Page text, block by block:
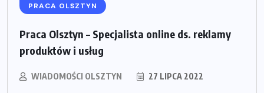
PRACA OLSZTYN
Praca Olsztyn – Specjalista online ds. reklamy
produktów i usług
WIADOMOŚCI OLSZTYN 27 LIPCA 2022